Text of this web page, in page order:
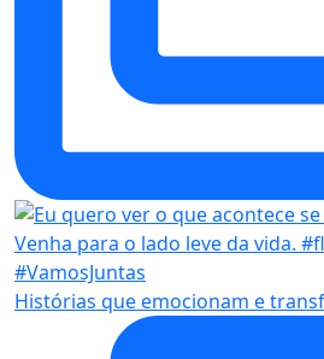
Histórias que emocionam e